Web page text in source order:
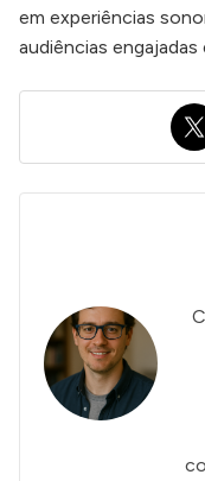
em experiências
audiências engajadas
X